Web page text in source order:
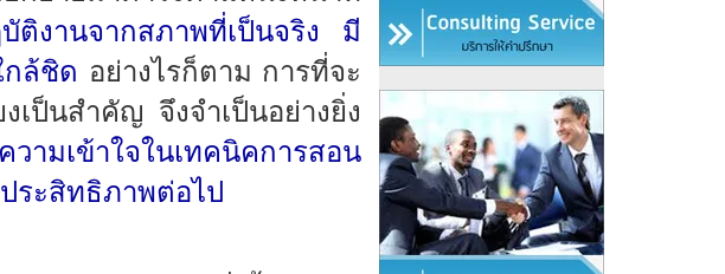
ติงานจากสภาพที่เป็นจริง มี
กล้ชิด อย่างไรก็ตาม การที่จะ
เป็นสำคัญ จึงจำเป็นอย่างยิ่ง
ามเข้าใจในเทคนิคการสอน
ระสิทธิภาพต่อไป